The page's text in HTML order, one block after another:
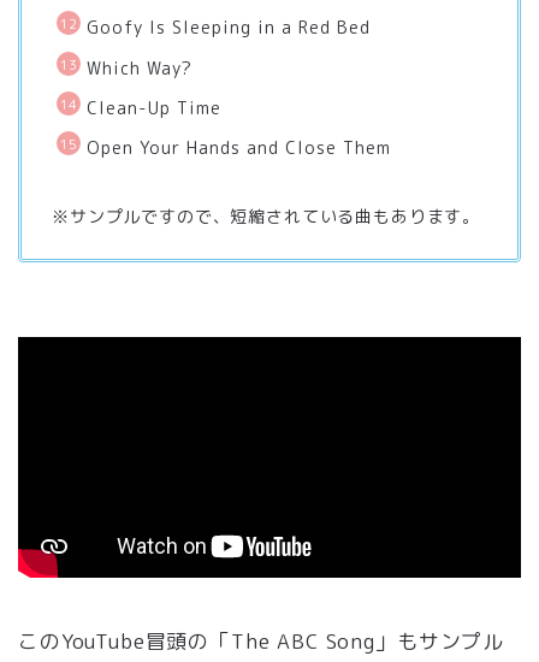
Goofy Is Sleeping in a Red Bed
Which Way?
Clean-Up Time
Open Your Hands and Close Them
※サンプルですので、短縮されている曲もあります。
このYouTube冒頭の「The ABC Song」もサンプル